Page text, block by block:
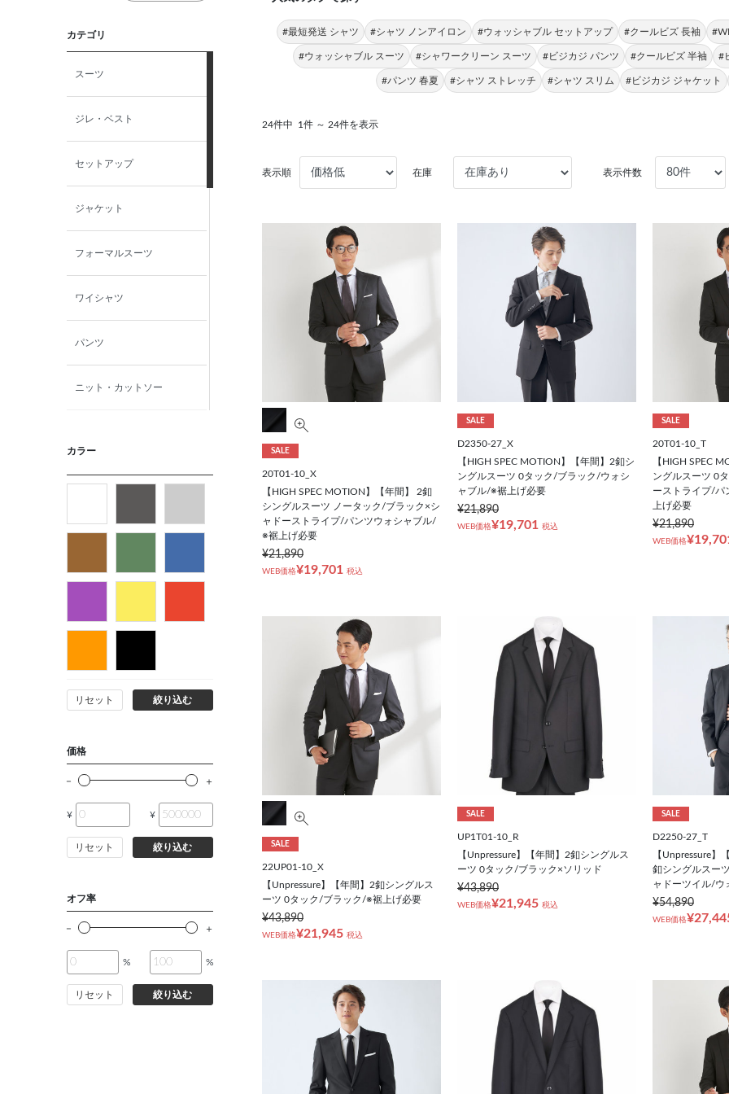
カテゴリ
スーツ
ジレ・ベスト
セットアップ
ジャケット
フォーマルスーツ
ワイシャツ
パンツ
ニット・カットソー
アウター
フォーマルタイ
バッグ
シューズ
アンダーウェア
オーダースーツ
カラー
リセット 絞り込む
価格
¥ ¥
リセット 絞り込む
オフ率
% %
リセット 絞り込む
#最短発送 シャツ #シャツ ノンアイロン #ウォッシャブル セットアップ #クールビズ 長袖
#ウォッシャブル スーツ #シャワークリーン スーツ #ビジカジ パンツ #クールビズ 半袖 #
#パンツ 春夏 #シャツ ストレッチ #シャツ スリム #ビジカジ ジャケット
24件中 1件 ～ 24件を表示
表示順 在庫 表示件数
SALE
20T01-10_X
【HIGH SPEC MOTION】【年間】 2釦
シングルスーツ ノータック/ブラック×シ
ャドーストライプ/パンツウォシャブル/
※裾上げ必要
¥21,890
WEB価格¥19,701 税込
SALE
D2350-27_X
【HIGH SPEC MOTION】【年間】2釦シ
ングルスーツ 0タック/ブラック/ウォシ
ャブル/※裾上げ必要
¥21,890
WEB価格¥19,701 税込
SALE
20T01-10_T
【HIGH SPEC
ングルスーツ 0
ーストライプ/パ
上げ必要
¥21,890
WEB価格
SALE
22UP01-10_X
【Unpressure】【年間】2釦シングルス
ーツ 0タック/ブラック/※裾上げ必要
¥43,890
WEB価格¥21,945 税込
SALE
UP1T01-10_R
【Unpressure】【年間】2釦シングルス
ーツ 0タック/ブラック×ソリッド
¥43,890
WEB価格¥21,945 税込
SALE
D2250-27_T
【Unpressure】
釦シングルスー
ャドーツイル/ウ
¥54,890
WEB価格